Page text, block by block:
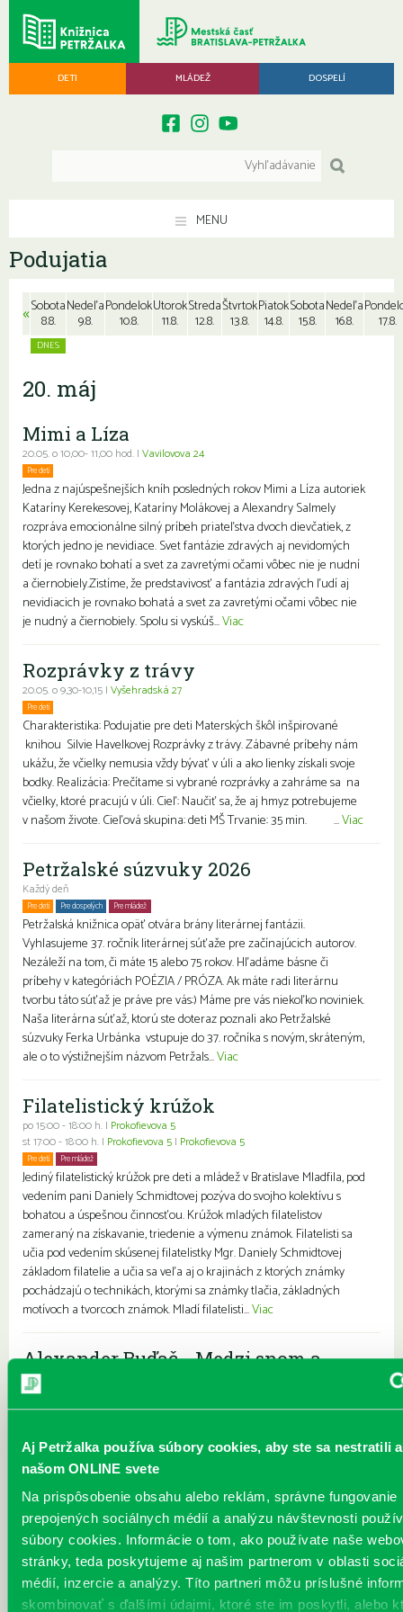
Aj Petržalka používa súbory cookies, aby ste sa nestratili
našom ONLINE svete
Na prispôsobenie obsahu alebo reklám, správne fungovanie
prepojených sociálnych médií a analýzu návštevnosti
súbory cookies. Informácie o tom, ako používate naše
stránky, teda poskytujeme aj našim partnerom v oblasti
médií, inzercie a analýzy. Títo partneri môžu príslušné
skombinovať s ďalšími údajmi, ktoré ste im poskytli, alebo
DETI MLÁDEŽ DOSPELÍ
MENU
Podujatia
«Sobota
8.8.
Nedeľa
9.8.
Pondelok
10.8.
Utorok
11.8.
Streda
12.8.
Štvrtok
13.8.
Piatok
14.8.
Sobota
15.8.
Nedeľa
16.8. 17.8.
20. máj
Mimi a Líza
20.05. o 10,00- 11,00 hod. | Vavilovova 24
Pre deti
Jedna z najúspešnejších kníh posledných rokov Mimi a Líza autoriek
Kataríny Kerekesovej, Kataríny Molákovej a Alexandry Salmely
rozpráva emocionálne silný príbeh priateľstva dvoch dievčatiek, z
ktorých jedno je nevidiace. Svet fantázie zdravých aj nevidomých
detí je rovnako bohatí a svet za zavretými očami vôbec nie je nudní
a čiernobiely.Zistíme, že predstavivosť a fantázia zdravých ľudí aj
nevidiacich je rovnako bohatá a svet za zavretými očami vôbec nie
je nudný a čiernobiely. Spolu si vyskúš...Viac
Rozprávky z trávy
20.05. o 9,30-10,15 | Vyšehradská 27
Pre deti
Charakteristika: Podujatie pre deti Materských škôl inšpirované
knihou Silvie Havelkovej Rozprávky z trávy. Zábavné príbehy nám
ukážu, že včielky nemusia vždy bývať v úli a ako lienky získali svoje
bodky. Realizácia: Prečítame si vybrané rozprávky a zahráme sa na
včielky, ktoré pracujú v úli. Cieľ: Naučiť sa, že aj hmyz potrebujeme
v našom živote. Cieľová skupina: deti MŠ Trvanie: 35 min. ...Viac
Petržalské súzvuky 2026
Každý deň
Pre deti Pre dospelých Pre mládež
Petržalská knižnica opäť otvára brány literárnej fantázii.
Vyhlasujeme 37. ročník literárnej súťaže pre začínajúcich autorov.
Nezáleží na tom, či máte 15 alebo 75 rokov. Hľadáme básne či
príbehy v kategóriách POÉZIA / PRÓZA. Ak máte radi literárnu
tvorbu táto súťaž je práve pre vás:) Máme pre vás niekoľko noviniek.
Naša literárna súťaž, ktorú ste doteraz poznali ako Petržalské
súzvuky Ferka Urbánka vstupuje do 37. ročníka s novým, skráteným,
ale o to výstižnejším názvom Petržals...Viac
Filatelistický krúžok
po 15:00 - 18:00 h. | Prokofievova 5
st 17:00 - 18:00 h. | Prokofievova 5 | Prokofievova 5
Pre deti Pre mládež
Jediný filatelistický krúžok pre deti a mládež v Bratislave Mladfila, pod
vedením pani Daniely Schmidtovej pozýva do svojho kolektívu s
bohatou a úspešnou činnosťou. Krúžok mladých filatelistov
zameraný na získavanie, triedenie a výmenu známok. Filatelisti sa
učia pod vedením skúsenej filatelistky Mgr. Daniely Schmidtovej
základom filatelie a učia sa veľa aj o krajinách z ktorých známky
pochádzajú o technikách, ktorými sa známky tlačia, základných
motívoch a tvorcoch známok. Mladí filatelisti...Viac
Alexander Buďač - Medzi snom a
realitou
Každý deň |Vavilovova 26
Pozývame vás na výstavu obrazov umelca Alexandra Buďača,
ktorého diela odrážajú všetko od grotesky až po najťažšie životné
situácie. Alexander Buďač sa výtvarnej tvorbe venuje pravidelne už
viac ako tridsaťpäť rokov. Svoj záujem sústreďuje predovšetkým
unikátnej grafike a perokresbe. Predstavuje rozprávkový,
surrealistický svet snov. Kostýmovanými postavami sa snaží
vyjadrovať absenciu starnutia. Vždy ho zaujímala osoba, „postava“, s
ktorou žije alebo pracuje. Medzi jeho ľudskými postavami mo...Viac